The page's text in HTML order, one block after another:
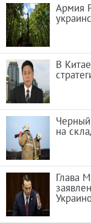
Армия
В
на
Глава